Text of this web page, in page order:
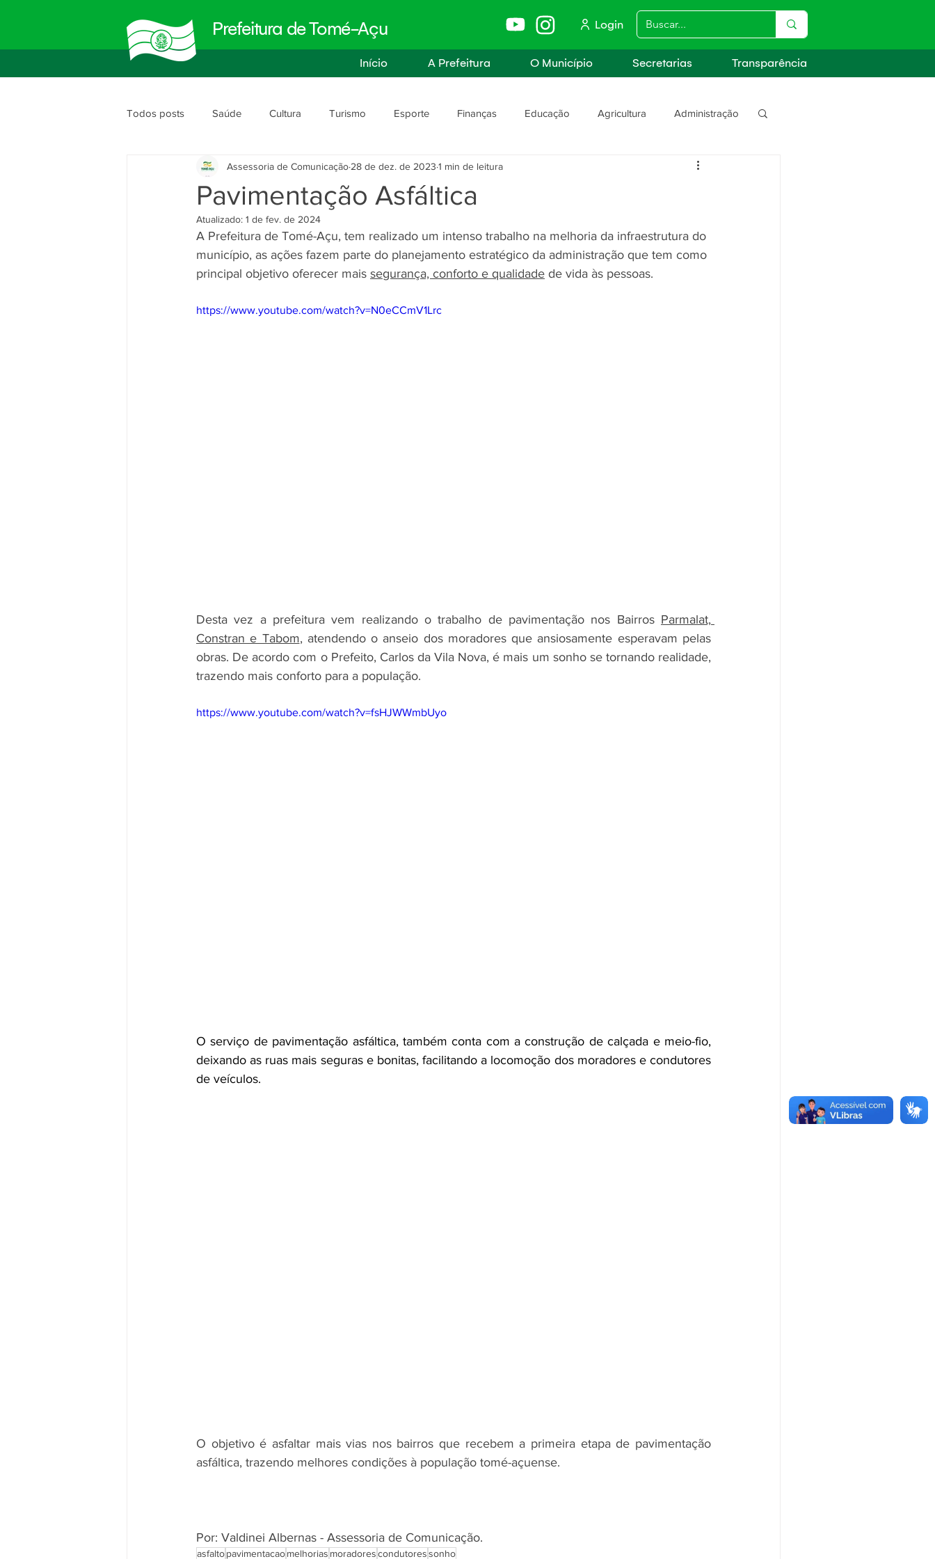
Prefeitura de Tomé-Açu Login
Início A Prefeitura O Município Secretarias Transparência
Todos posts Saúde Cultura Turismo Esporte Finanças Educação Agricultura Administração
Meio Ambiente Obras e Urbanismo Assistência Social e Trabalho
Planejamento e Gestão segurança
Pavimentação Asfáltica
Assessoria de Comunicação 28 de dez. de 2023 1 min de leitura
Atualizado: 1 de fev. de 2024
A Prefeitura de Tomé-Açu, tem realizado um intenso trabalho na melhoria da infraestrutura do
município, as ações fazem parte do planejamento estratégico da administração que tem como
principal objetivo oferecer mais segurança, conforto e qualidade de vida às pessoas.
https://www.youtube.com/watch?v=N0eCCmV1Lrc
Desta vez a prefeitura vem realizando o trabalho de pavimentação nos Bairros Parmalat,
Constran e Tabom, atendendo o anseio dos moradores que ansiosamente esperavam pelas
obras. De acordo com o Prefeito, Carlos da Vila Nova, é mais um sonho se tornando realidade,
trazendo mais conforto para a população.
https://www.youtube.com/watch?v=fsHJWWmbUyo
O serviço de pavimentação asfáltica, também conta com a construção de calçada e meio-fio,
deixando as ruas mais seguras e bonitas, facilitando a locomoção dos moradores e condutores
de veículos.
O objetivo é asfaltar mais vias nos bairros que recebem a primeira etapa de pavimentação
asfáltica, trazendo melhores condições à população tomé-açuense.
Por: Valdinei Albernas - Assessoria de Comunicação.
asfaltopavimentacaomelhorias moradorescondutoressonho